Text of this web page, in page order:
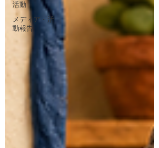
活動
メディア・活
動報告